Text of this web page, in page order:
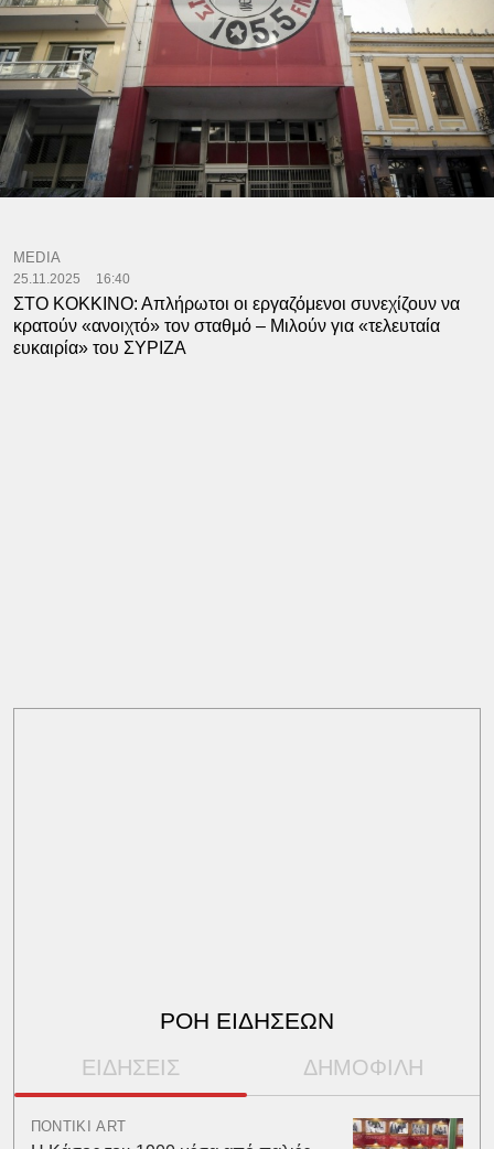
MEDIA
25.11.2025 16:40
ΣΤΟ ΚΟΚΚΙΝΟ: Απλήρωτοι οι εργαζόμενοι συνεχίζουν να
κρατούν «ανοιχτό» τον σταθμό – Μιλούν για «τελευταία
ευκαιρία» του ΣΥΡΙΖΑ
ΡΟΗ ΕΙΔΗΣΕΩΝ
ΕΙΔΗΣΕΙΣ ΔΗΜΟΦΙΛΗ
ΠΟΝΤΙΚΙ ART